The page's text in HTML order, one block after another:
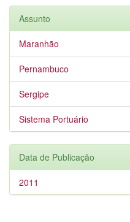
Assunto
Maranhão
Pernambuco
Sergipe
Sistema Portuário
Data de Publicação
2011